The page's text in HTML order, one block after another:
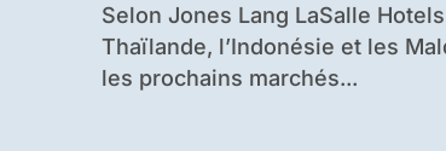
Selon Jones Lang LaSalle Hotels, la
Thaïlande, l’Indonésie et les
les prochains marchés...